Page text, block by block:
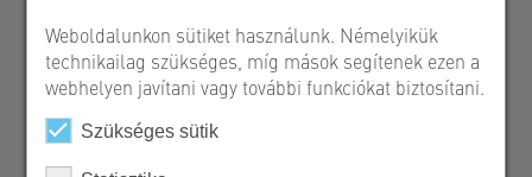
H 2339 Majosháza, Tóközi út 10.
Weboldalunkon sütiket használunk. Némelyikük
technikailag szükséges, míg mások segítenek ezen a
webhelyen javítani vagy további funkciókat biztosítani.
Szükséges sütik